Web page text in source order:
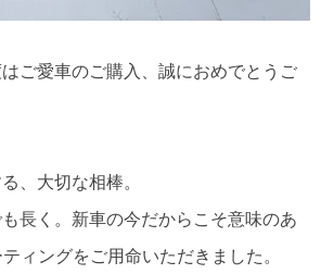
ご愛車のご購入、誠におめでとうご
、大切な相棒。
長く。新車の今だからこそ意味のあ
ィングをご用命いただきました。